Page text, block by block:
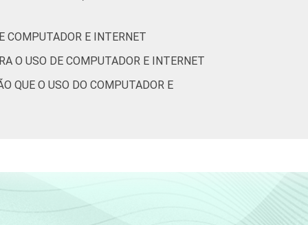
COMPUTADOR E INTERNET
O USO DE COMPUTADOR E INTERNET
QUE O USO DO COMPUTADOR E